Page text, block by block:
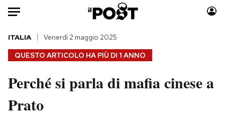
Auto
HOME
Italia
Politica
Moda
QUESTO ARTICOLO HA PIÙ DI 1 ANNO
ITALIA Venerdì 2 maggio 2025
Perché si parla di mafia cinese a
Prato